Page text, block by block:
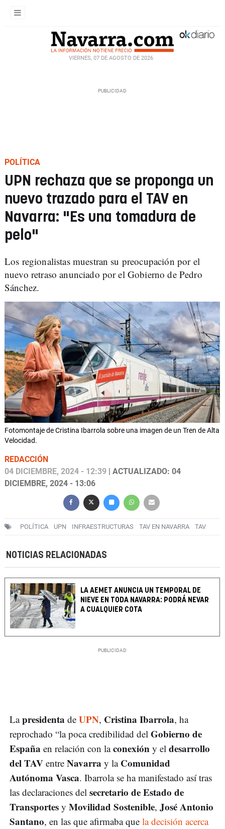
VIERNES, 07 DE AGOSTO DE 2026
POLÍTICA
UPN rechaza que se proponga un
nuevo trazado para el TAV en
Navarra: "Es una tomadura de
pelo"
Los regionalistas muestran su preocupación por el
nuevo retraso anunciado por el Gobierno de Pedro
Sánchez.
Fotomontaje de Cristina Ibarrola sobre una imagen de un Tren de Alta
Velocidad.
REDACCIÓN
04 DICIEMBRE, 2024 - 12:39 | ACTUALIZADO: 04
DICIEMBRE, 2024 - 13:06
POLÍTICA UPN INFRAESTRUCTURAS TAV EN NAVARRA TAV
NOTICIAS RELACIONADAS
LA AEMET ANUNCIA UN TEMPORAL DE
NIEVE EN TODA NAVARRA: PODRÁ NEVAR
A CUALQUIER COTA
Lapresidenta de UPN, Cristina Ibarrola, ha
reprochado “la poca credibilidad del Gobierno de
España en relación con laconexión y el desarrollo
del TAV entre Navarra y la Comunidad
Autónoma Vasca. Ibarrola se ha manifestado así tras
las declaraciones del secretario de Estado de
Transportes y Movilidad Sostenible, José Antonio
Santano, en las que afirmaba que la decisión acerca